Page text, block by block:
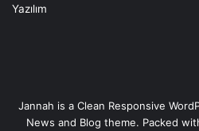
Yazılım
Jannah is a Clean Responsive
News and Blog theme. Packed